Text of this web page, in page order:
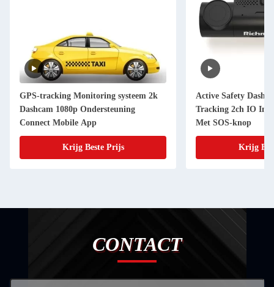
GPS-tracking Monitoring systeem 2k
Dashcam 1080p Ondersteuning
Connect Mobile App
Krijg Beste Prijs
Active Safety
Tracking 2ch IO
Met SOS-knop
Krijg
CONTACT